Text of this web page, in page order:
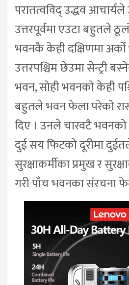
परातत्वविद् उद्धव
उत्तरपूर्वमा एउटा बहुतले
भवनकै केही दक्षिणमा
उत्तरपश्चिम छेउमा सेन्ट्री
भवन, सोही भवनको केही
बहुतले भवन फेला परेको
दिए । उनले चारवटै भवनको
दुई सय फिटको दूरीमा
सुरक्षाकर्मीका प्रमुख र
गरी पाँच भवनका संरचना